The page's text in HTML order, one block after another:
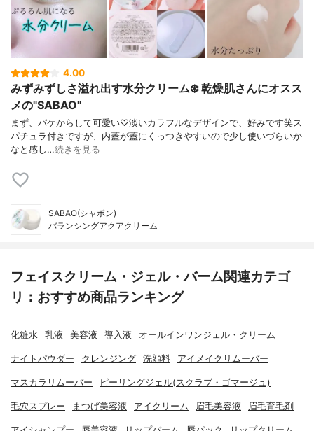
4.00
みずみずしさ溢れ出す水分クリーム❄️ 乾燥肌さんにオスス
メの"SABAO"
まず、パケからして可愛い♡淡いカラフルなデザインで、好みです笑ス
パチュラ付きですが、内蓋が蓋にくっつきやすいので少し使いづらいか
なと感し…続きを見る
SABAO(シャボン)
バランシングアクアクリーム
フェイスクリーム・ジェル・バーム関連カテゴ
リ：おすすめ商品ランキング
化粧水 乳液 美容液 導入液 オールインワンジェル・クリーム
ナイトパウダー クレンジング 洗顔料 アイメイクリムーバー
マスカラリムーバー ピーリングジェル(スクラブ・ゴマージュ)
毛穴スプレー まつげ美容液 アイクリーム 眉毛美容液 眉毛育毛剤